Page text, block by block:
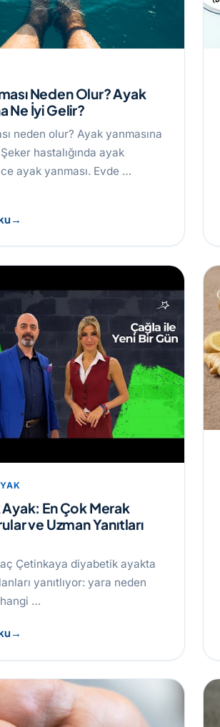
Neden Olur? Ayak
Ne İyi Gelir?
neden olur? Ayak yanmasına
hastalığında ayak
ayak yanması. Evde …
En Çok Merak
ve Uzman Yanıtları
Çetinkaya diyabetik ayakta
yanıtlıyor: yara neden
…